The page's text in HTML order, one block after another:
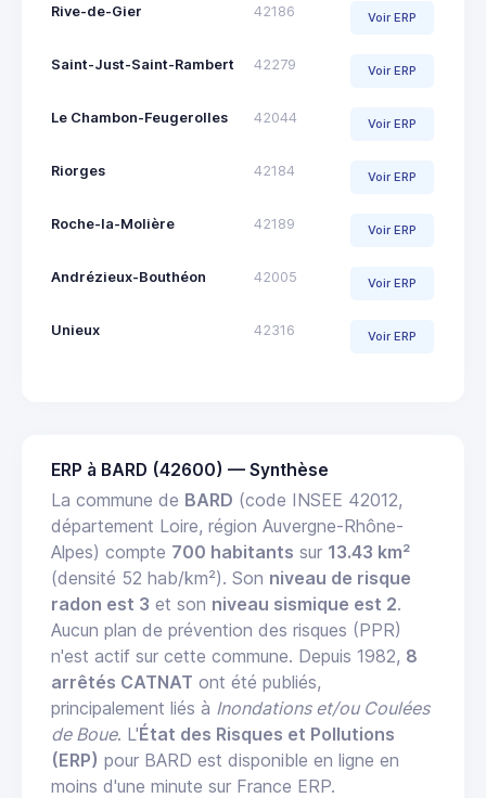
Rive-de-Gier 42186 Voir ERP
Saint-Just-Saint-Rambert 42279 Voir ERP
Le Chambon-Feugerolles 42044 Voir ERP
Riorges 42184 Voir ERP
Roche-la-Molière 42189 Voir ERP
Andrézieux-Bouthéon 42005 Voir ERP
Unieux 42316 Voir ERP
ERP à BARD (42600) — Synthèse
La commune de BARD (code INSEE 42012,
département Loire, région Auvergne-Rhône-
Alpes) compte 700 habitants sur 13.43 km²
(densité 52 hab/km²). Son niveau de risque
radon est 3 et son niveau sismique est 2.
Aucun plan de prévention des risques (PPR)
n'est actif sur cette commune. Depuis 1982, 8
arrêtés CATNAT ont été publiés,
principalement liés à Inondations et/ou Coulées
de Boue. L'État des Risques et Pollutions
(ERP) pour BARD est disponible en ligne en
moins d'une minute sur France ERP.